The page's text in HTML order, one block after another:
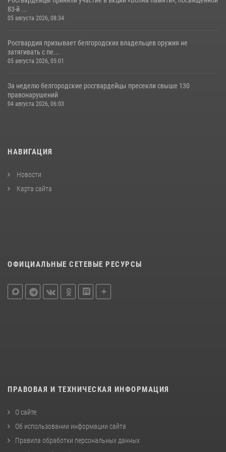
83‑й ...
05 августа 2026, 08:34
Росгвардия призывает белгородских владельцев оружия не
затягивать с пе...
05 августа 2026, 05:01
За неделю белгородские росгвардейцы пресекли свыше 130
правонарушений
04 августа 2026, 06:03
НАВИГАЦИЯ
Новости
Карта сайта
ОФИЦИАЛЬНЫЕ СЕТЕВЫЕ РЕСУРСЫ
ПРАВОВАЯ И ТЕХНИЧЕСКАЯ ИНФОРМАЦИЯ
О сайте
Об использовании информации сайта
Правила обработки персональных данных